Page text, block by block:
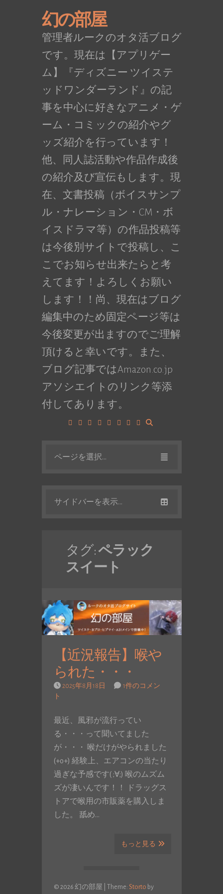
幻の部屋
管理者ルークのオタ活ブログ
です。現在は【アプリゲー
ム】『ディズニー ツイステ
ッドワンダーランド』の記
事を中心に好きなアニメ・ゲ
ーム・コミックの紹介やグ
ッズ紹介を行っています！
他、同人誌活動や作品作成後
の紹介及び宣伝もします。現
在、文書投稿（ボイスサンプ
ル・ナレーション・CM・ボ
イスドラマ等）の作品投稿等
は今後別サイトで投稿し、こ
こでお知らせ出来たらと考
えてます！よろしくお願い
します！！尚、現在はブログ
編集中のため固定ページ等は
今後変更が出ますのでご理解
頂けると幸いです。また、
ブログ記事ではAmazon.co.jp
アソシエイトのリンク等添
付してあります。
ページを選択...
サイドバーを表示...
タグ:ペラック
スイート
【近況報告】喉や
られた・・・
2025年8月18日
1件のコメン
ト
最近、風邪が流行ってい
る・・・って聞いてました
が・・・ 喉だけがやられました
(+o+) 経験上、エアコンの当たり
過ぎな予感です( ;∀;) 喉のムズム
ズが凄いんです！！ ドラッグス
トアで喉用の市販薬を購入しま
した。 舐め…
もっと見る
© 2026 幻の部屋 Theme: Storto by